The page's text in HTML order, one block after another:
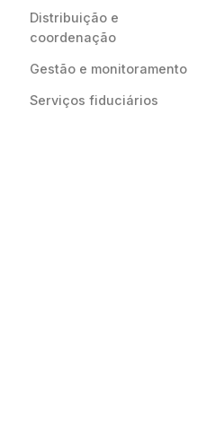
Distribuição e
coordenação
Gestão e monitoramento
Serviços fiduciários